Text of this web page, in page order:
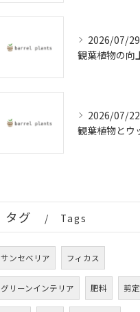
2026/07/29
2026/07/22
タグ Tags
サンセベリア フィカス
グリーンインテリア 肥料 剪定